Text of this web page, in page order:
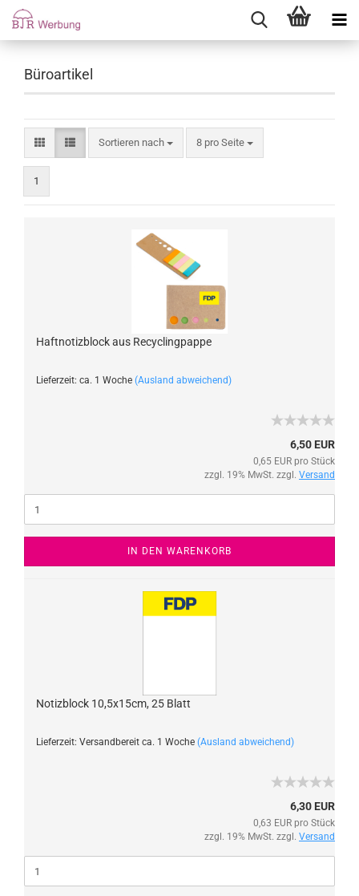
Büroartikel
Sortieren nach 8 pro Seite
1
Haftnotizblock aus Recyclingpappe
Lieferzeit: ca. 1 Woche (Ausland abweichend)
6,50 EUR
0,65 EUR pro Stück
zzgl. 19% MwSt. zzgl. Versand
IN DEN WARENKORB
Notizblock 10,5x15cm, 25 Blatt
Lieferzeit: Versandbereit ca. 1 Woche (Ausland abweichend)
6,30 EUR
0,63 EUR pro Stück
zzgl. 19% MwSt. zzgl. Versand